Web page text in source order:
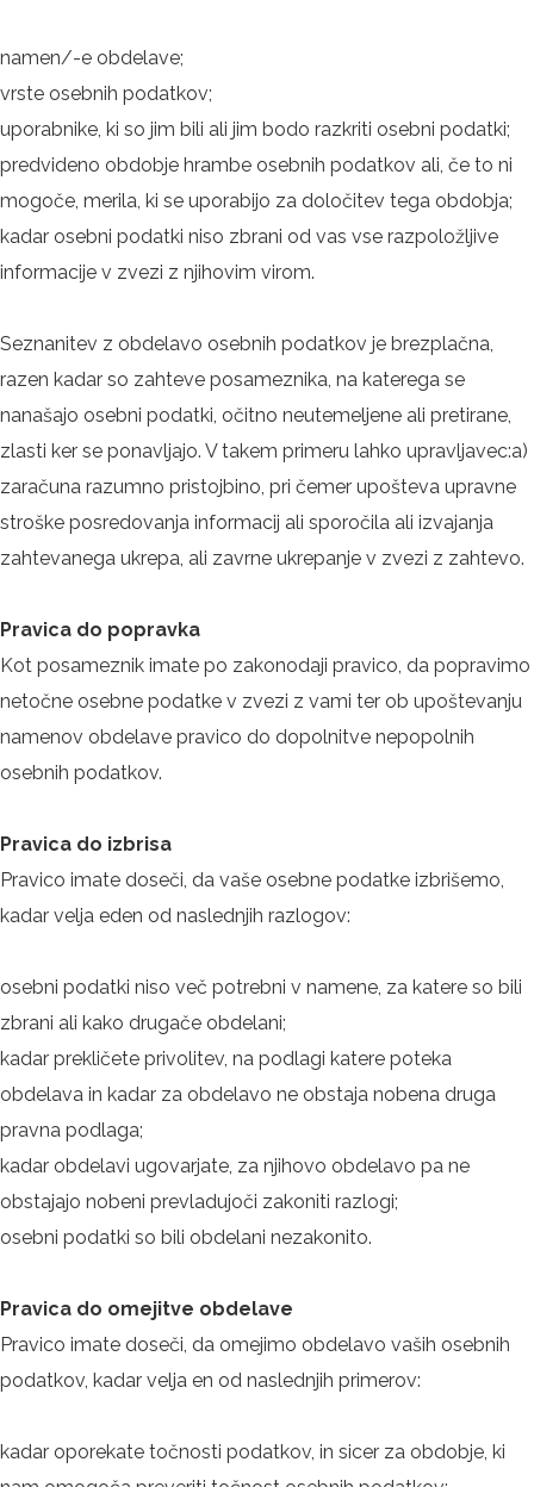
namen/-e obdelave;
vrste osebnih podatkov;
uporabnike, ki so jim bili ali jim bodo razkriti osebni podatki;
predvideno obdobje hrambe osebnih podatkov ali, če to ni
mogoče, merila, ki se uporabijo za določitev tega obdobja;
kadar osebni podatki niso zbrani od vas vse razpoložljive
informacije v zvezi z njihovim virom.
Seznanitev z obdelavo osebnih podatkov je brezplačna,
razen kadar so zahteve posameznika, na katerega se
nanašajo osebni podatki, očitno neutemeljene ali pretirane,
zlasti ker se ponavljajo. V takem primeru lahko upravljavec:a)
zaračuna razumno pristojbino, pri čemer upošteva upravne
stroške posredovanja informacij ali sporočila ali izvajanja
zahtevanega ukrepa, ali zavrne ukrepanje v zvezi z zahtevo.
Pravica do popravka
Kot posameznik imate po zakonodaji pravico, da popravimo
netočne osebne podatke v zvezi z vami ter ob upoštevanju
namenov obdelave pravico do dopolnitve nepopolnih
osebnih podatkov.
Pravica do izbrisa
Pravico imate doseči, da vaše osebne podatke izbrišemo,
kadar velja eden od naslednjih razlogov:
osebni podatki niso več potrebni v namene, za katere so bili
zbrani ali kako drugače obdelani;
kadar prekličete privolitev, na podlagi katere poteka
obdelava in kadar za obdelavo ne obstaja nobena druga
pravna podlaga;
kadar obdelavi ugovarjate, za njihovo obdelavo pa ne
obstajajo nobeni prevladujoči zakoniti razlogi;
osebni podatki so bili obdelani nezakonito.
Pravica do omejitve obdelave
Pravico imate doseči, da omejimo obdelavo vaših osebnih
podatkov, kadar velja en od naslednjih primerov:
kadar oporekate točnosti podatkov, in sicer za obdobje, ki